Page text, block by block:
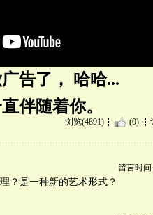
告了， 哈哈...
伴随着你。
浏览(4891) (0)
留言时间
？是一种新的艺术形式？